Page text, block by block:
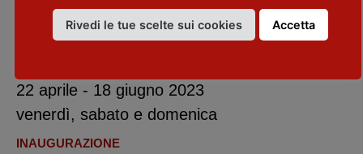
XNL - Piacenza Contemporanea- via Santa
Franca, 36 - Piacenza
22 aprile - 18 giugno 2023
venerdì, sabato e domenica
INAUGURAZIONE
Rivedi le tue scelte sui cookies Accetta